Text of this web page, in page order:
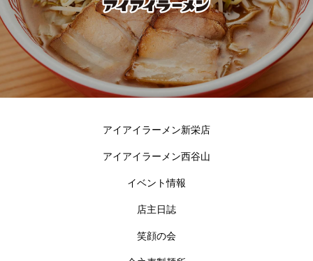
アイアイラーメン新栄店
アイアイラーメン西谷山
イベント情報
店主日誌
笑顔の会